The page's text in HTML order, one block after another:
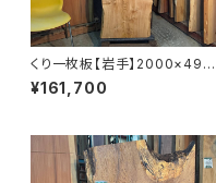
くり一枚板【岩手】2000×490~
570×53㎜【オイル塗装 仕上げ
済み】
¥161,700